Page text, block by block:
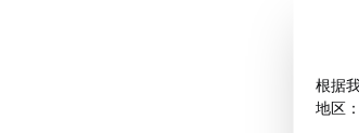
根据
地区